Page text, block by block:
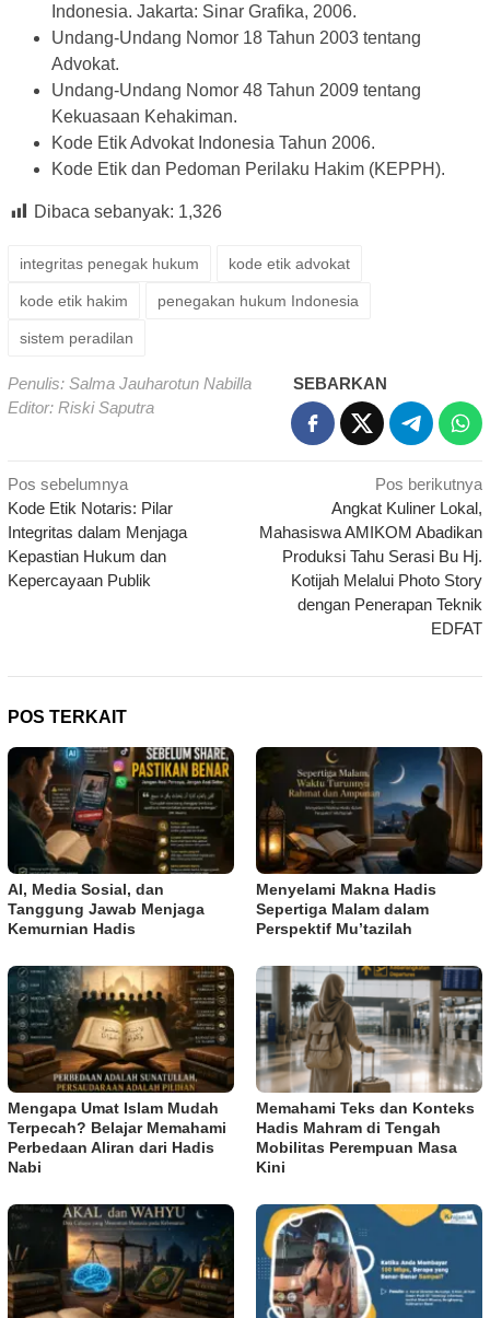
Indonesia. Jakarta: Sinar Grafika, 2006.
Undang-Undang Nomor 18 Tahun 2003 tentang
Advokat.
Undang-Undang Nomor 48 Tahun 2009 tentang
Kekuasaan Kehakiman.
Kode Etik Advokat Indonesia Tahun 2006.
Kode Etik dan Pedoman Perilaku Hakim (KEPPH).
Dibaca sebanyak: 1,326
integritas penegak hukum kode etik advokat
kode etik hakim penegakan hukum Indonesia
sistem peradilan
Penulis: Salma Jauharotun Nabilla
Editor: Riski Saputra
SEBARKAN
Navigasi
pos
Pos sebelumnya
Kode Etik Notaris: Pilar
Integritas dalam Menjaga
Kepastian Hukum dan
Kepercayaan Publik
Pos berikutnya
Angkat Kuliner Lokal,
Mahasiswa AMIKOM Abadikan
Produksi Tahu Serasi Bu Hj.
Kotijah Melalui Photo Story
dengan Penerapan Teknik
EDFAT
POS TERKAIT
AI, Media Sosial, dan
Tanggung Jawab Menjaga
Kemurnian Hadis
Menyelami Makna Hadis
Sepertiga Malam dalam
Perspektif Mu’tazilah
Mengapa Umat Islam Mudah
Terpecah? Belajar Memahami
Perbedaan Aliran dari Hadis
Nabi
Memahami Teks dan Konteks
Hadis Mahram di Tengah
Mobilitas Perempuan Masa
Kini